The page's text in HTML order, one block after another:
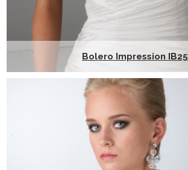
Bolero Impression IB25